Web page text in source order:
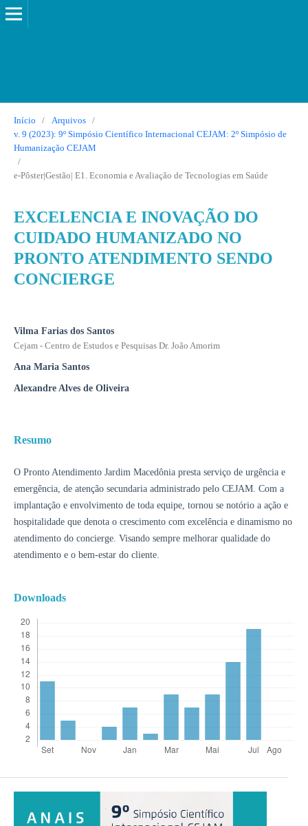
Início / Arquivos
/
v. 9 (2023): 9º Simpósio Científico Internacional CEJAM: 2º Simpósio de
Humanização CEJAM
/
e-Pôster|Gestão| E1. Economia e Avaliação de Tecnologias em Saúde
EXCELENCIA E INOVAÇÃO DO
CUIDADO HUMANIZADO NO
PRONTO ATENDIMENTO SENDO
CONCIERGE
Vilma Farias dos Santos
Cejam - Centro de Estudos e Pesquisas Dr. João Amorim
Ana Maria Santos
Alexandre Alves de Oliveira
Resumo
O Pronto Atendimento Jardim Macedônia presta serviço de urgência e
emergência, de atenção secundaria administrado pelo CEJAM. Com a
implantação e envolvimento de toda equipe, tornou se notório a ação e
hospitalidade que denota o crescimento com excelência e dinamismo no
atendimento do concierge. Visando sempre melhorar qualidade do
atendimento e o bem-estar do cliente.
Downloads